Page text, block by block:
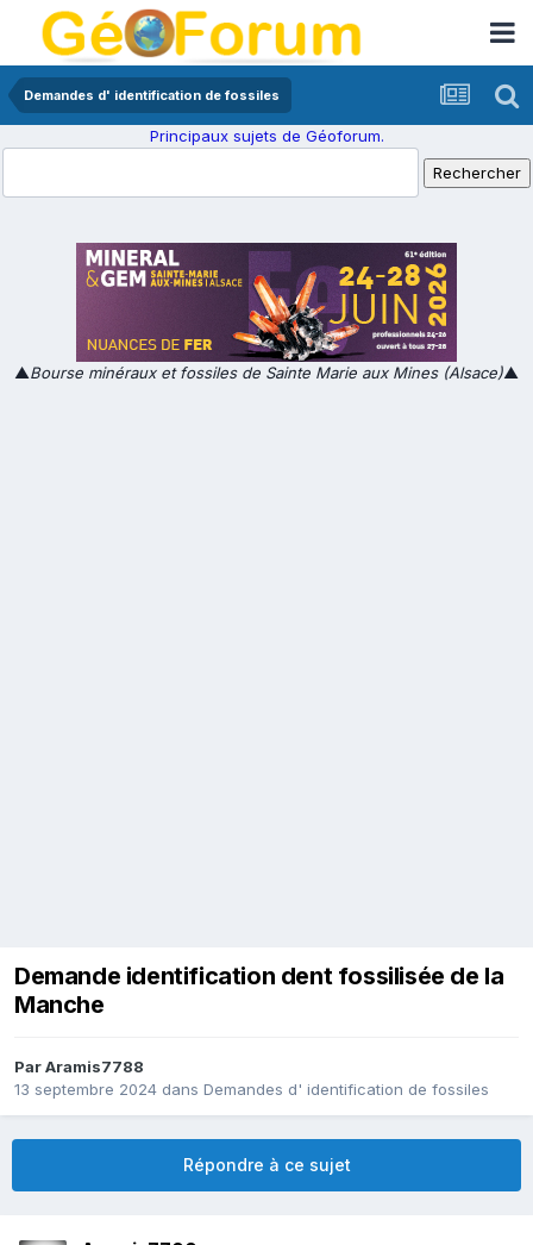
Demandes d' identification de fossiles
Principaux sujets de Géoforum.
▲Bourse minéraux et fossiles de Sainte Marie aux Mines (Alsace)▲
Demande identification dent fossilisée de la
Manche
ParAramis7788
13 septembre 2024 dans Demandes d' identification de fossiles
Répondre à ce sujet